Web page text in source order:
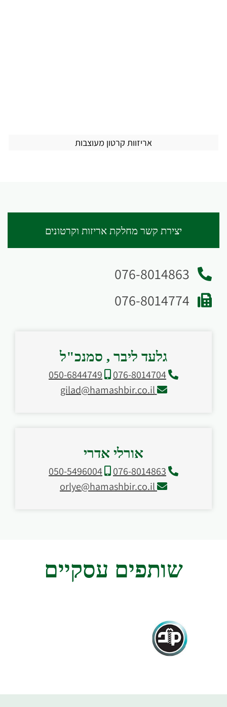
אריזוות קרטון מעוצבות
יצירת קשר מחלקת אריזות וקרטונים
גלעד ליבר , סמנכ"ל
076-8014704
050-6844749
אורלי אדרי
076-8014863
050-5496004
שותפים עסקיים